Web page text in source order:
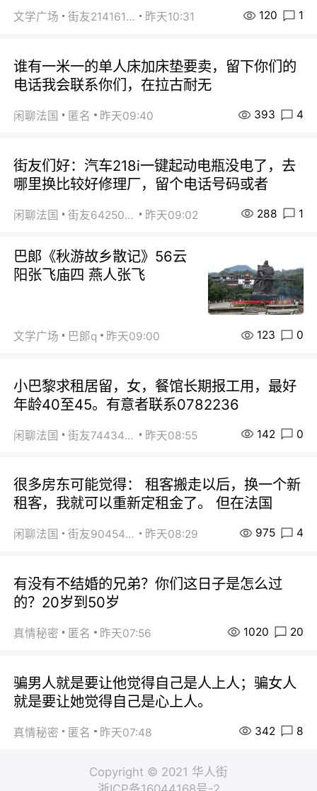
文学广场 街友21416156 昨天10:31 120 1
谁有一米一的单人床加床垫要卖，留下你们的
电话我会联系你们，在拉古耐无
闲聊法国 匿名 昨天09:40 393 4
街友们好：汽车218i一键起动电瓶没电了，去
哪里换比较好修理厂，留个电话号码或者
闲聊法国 街友64250024 昨天09:02 288 1
巴郞《秋游故乡散记》56云
阳张飞庙四 燕人张飞
文学广场 巴郞q 昨天09:00 123 0
小巴黎求租居留，女，餐馆长期报工用，最好
年龄40至45。有意者联系0782236
闲聊法国 街友74434350 昨天08:55 142 0
很多房东可能觉得： 租客搬走以后，换一个新
租客，我就可以重新定租金了。 但在法国
闲聊法国 街友90454511 昨天08:29 975 4
有没有不结婚的兄弟？你们这日子是怎么过
的？20岁到50岁
真情秘密 匿名 昨天07:56 1020 20
骗男人就是要让他觉得自己是人上人；骗女人
就是要让她觉得自己是心上人。
真情秘密 匿名 昨天07:48 342 8
Copyright © 2021 华人街